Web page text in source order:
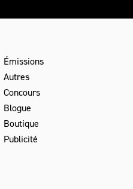
Émissions
Autres
Concours
Blogue
Boutique
Publicité